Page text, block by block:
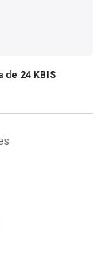
de 24 KBIS